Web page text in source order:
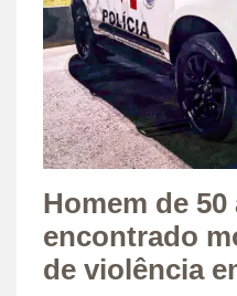
Homem de 50
encontrado
de violência